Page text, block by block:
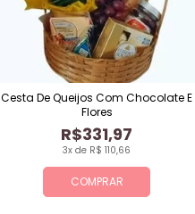
COMPRAR
3x de R$ 110,66
R$331,97
Cesta De Queijos Com Chocolate E
Flores